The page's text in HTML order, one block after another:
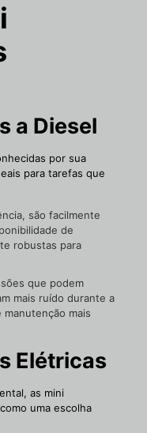
a Diesel
por sua
para tarefas que
são facilmente
de
robustas para
que podem
mais ruído durante a
mais
Elétricas
as mini
uma escolha